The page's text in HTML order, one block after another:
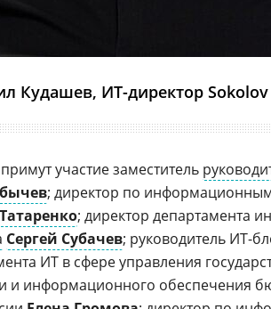
Кудашев, ИТ-директор Sokolov
примут участие заместитель
; директор по
; директор департамента
Сергей Субачев; руководитель ИТ-
ИТ в сфере управления
информационного обеспечения